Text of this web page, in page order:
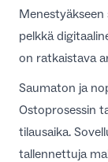
pelkkä
on ratkaistava
Saumaton ja
Ostoprosessin
tilausaika.
tallennettuja